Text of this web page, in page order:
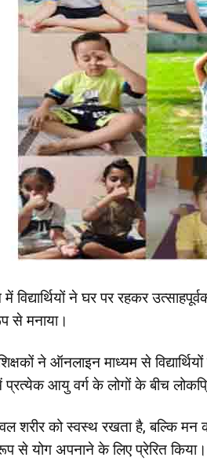
विद्यार्थियों ने घर पर रहकर
से मनाया।
ने ऑनलाइन माध्यम से
प्रत्येक आयु वर्ग के लोगों के बीच
शरीर को स्वस्थ रखता है, बल्कि मन को
से योग अपनाने के लिए प्रेरित किया।